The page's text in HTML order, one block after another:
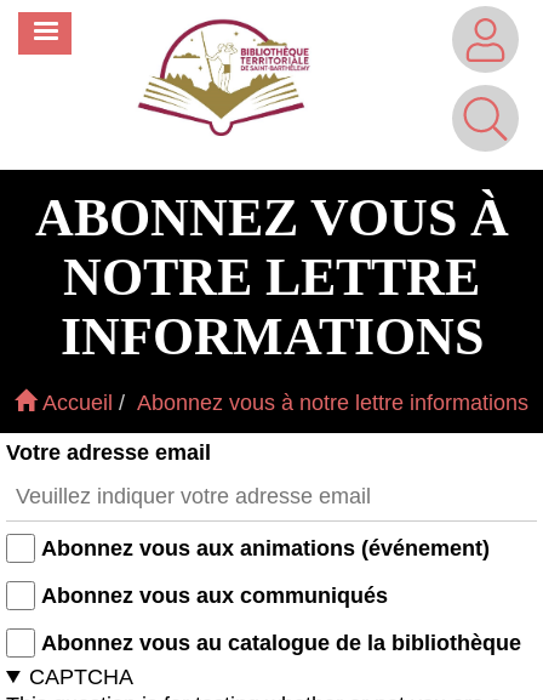
Aller
ABONNEZ VOUS À
NOTRE LETTRE
INFORMATIONS
Accueil Abonnez vous à notre lettre informations
Votre adresse email
Abonnez vous aux animations (événement)
Abonnez vous aux communiqués
Abonnez vous au catalogue de la bibliothèque
CAPTCHA